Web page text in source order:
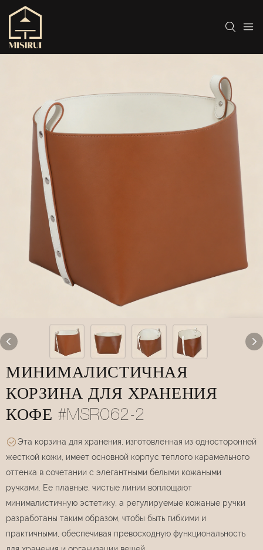
МИНИМАЛИСТИЧНАЯ
КОРЗИНА ДЛЯ ХРАНЕНИЯ
КОФЕ #MSR062-2
Эта корзина для хранения, изготовленная из односторонней
жесткой кожи, имеет основной корпус теплого карамельного
оттенка в сочетании с элегантными белыми кожаными
ручками. Ее плавные, чистые линии воплощают
минималистичную эстетику, а регулируемые кожаные ручки
разработаны таким образом, чтобы быть гибкими и
практичными, обеспечивая превосходную функциональность